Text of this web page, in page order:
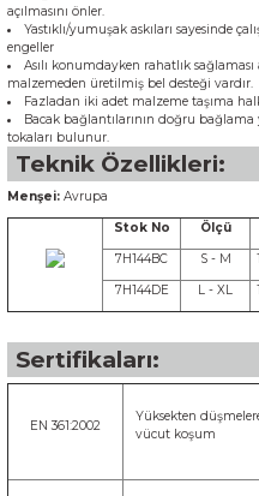
açılmasını önler.
Yastıklı/yumuşak askıları sayesinde
engeller
Asılı konumdayken rahatlık
malzemeden üretilmiş bel desteği vardır.
Fazladan iki adet malzeme taşıma
Bacak bağlantılarının doğru
tokaları bulunur.
Teknik Özellikleri:
Menşei: Avrupa
Stok No
Ölçü
7H144BC
S - M
7H144DE
L - XL
Sertifikaları:
EN 361:2002
Yüksekten
vücut koşum